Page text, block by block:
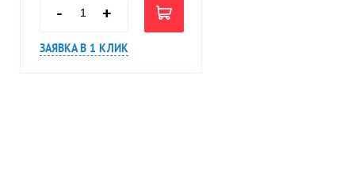
- +
ЗАЯВКА В 1 КЛИК